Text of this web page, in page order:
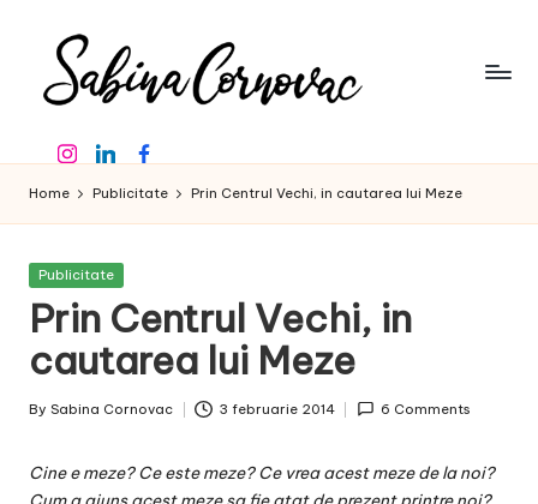
content
a
b
in
a
C
o
r
n
creator
de
16
-
InstagramLinkedinFacebook
Home Publicitate Prin Centrul Vechi, in cautarea lui Meze
Posted
Publicitate
Prin Centrul Vechi, in
cautarea lui Meze
Posted
By Sabina Cornovac 3 februarie 2014 6 Comments
Cine e meze? Ce este meze? Ce vrea acest meze de la noi?